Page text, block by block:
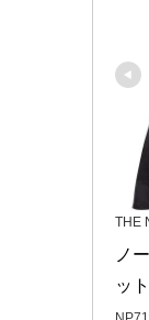
THE
ノ
ッ